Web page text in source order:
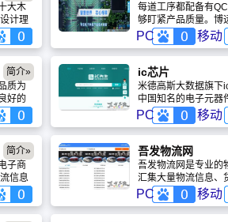
大木
计理
每道工序都配备有
够盯紧产品质量。博
工厂：从资料设计到
全由我司自主完成，
的质量能够得到更有
制。
PC 移动
质为
好的
。目
多个
简介» ic芯片
米德高斯大数据旗下
中国知名的电子元器
台，商城所售原装元
有电阻、电容、ic芯
等
PC 移动
子商
信息
简介» 吾发物流网
吾发物流网是专业的
汇集大量物流信息、
息、物流公司、货运
源车辆、快递搬家、
等相关物流信息。
PC 移动